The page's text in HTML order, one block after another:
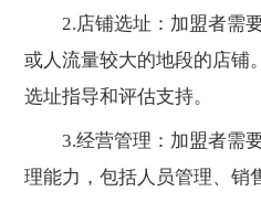
2.店铺选址：加盟者需要
或人流量较大的地段的店铺
选址指导和评估支持。
3.经营管理：加盟者需要
理能力，包括人员管理、销